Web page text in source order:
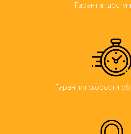
Гарантия
Гарантия скорости